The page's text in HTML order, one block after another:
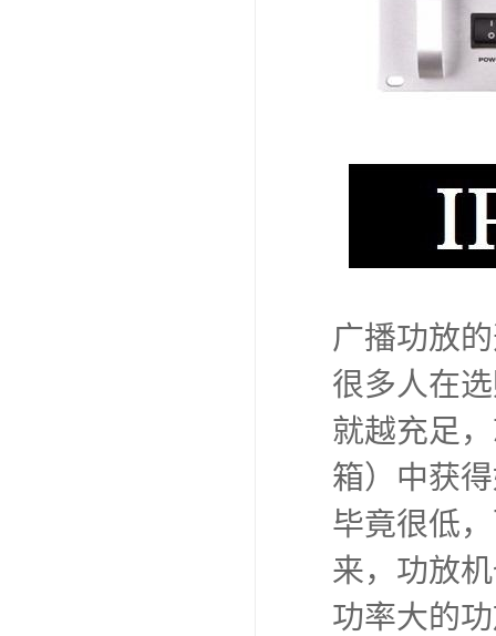
广播功放
很多人在
就越充足
箱）中获
毕竟很低
来，功放
功率大的